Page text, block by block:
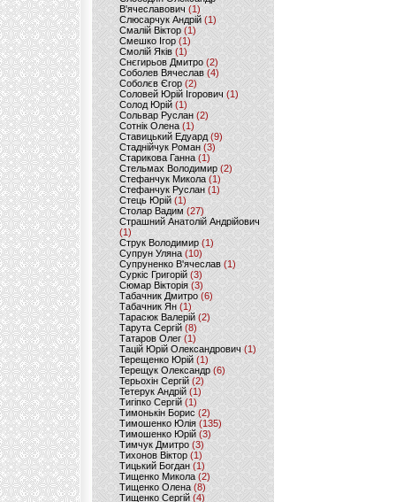
В'ячеславович(1)
Слюсарчук Андрій(1)
Смалій Віктор (1)
Смешко Ігор (1)
Смолій Яків (1)
Снєгирьов Дмитро (2)
Соболев Вячеслав (4)
Соболєв Єгор(2)
Соловей Юрій Ігорович (1)
Солод Юрій (1)
Сольвар Руслан (2)
Сотнік Олена(1)
Ставицький Едуард (9)
Стаднійчук Роман(3)
Старикова Ганна (1)
Стельмах Володимир(2)
Стефанчук Микола (1)
Стефанчук Руслан (1)
Стець Юрій (1)
Столар Вадим(27)
Страшний Анатолій Андрійович
(1)
Струк Володимир (1)
Супрун Уляна (10)
Супруненко В'ячеслав (1)
Суркіс Григорій (3)
Сюмар Вікторія (3)
Табачник Дмитро (6)
Табачник Ян(1)
Тарасюк Валерій (2)
Тарута Сергій (8)
Татаров Олег(1)
Тацій Юрій Олександрович(1)
Терещенко Юрій(1)
Терещук Олександр(6)
Терьохін Сергій (2)
Тетерук Андрій (1)
Тигіпко Сергій(1)
Тимонькін Борис (2)
Тимошенко Юлія (135)
Тимошенко Юрій(3)
Тимчук Дмитро (3)
Тихонов Віктор (1)
Тицький Богдан (1)
Тищенко Микола (2)
Тищенко Олена (8)
Тищенко Сергій (4)